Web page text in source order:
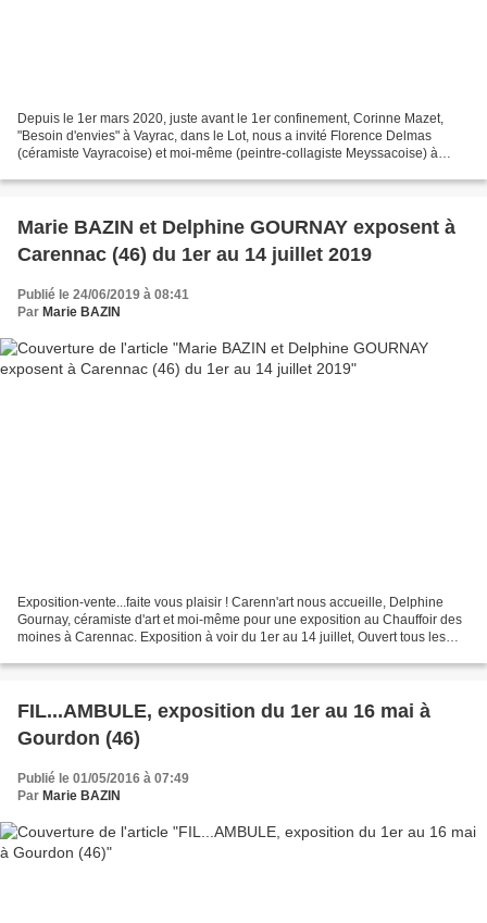
Depuis le 1er mars 2020, juste avant le 1er confinement, Corinne Mazet,
"Besoin d'envies" à Vayrac, dans le Lot, nous a invité Florence Delmas
(céramiste Vayracoise) et moi-même (peintre-collagiste Meyssacoise) à
Marie BAZIN et Delphine GOURNAY exposent à
Carennac (46) du 1er au 14 juillet 2019
Publié le 24/06/2019 à 08:41
Par Marie BAZIN
Exposition-vente...faite vous plaisir ! Carenn'art nous accueille, Delphine
Gournay, céramiste d'art et moi-même pour une exposition au Chauffoir des
moines à Carennac. Exposition à voir du 1er au 14 juillet, Ouvert tous les
FIL...AMBULE, exposition du 1er au 16 mai à
Gourdon (46)
Publié le 01/05/2016 à 07:49
Par Marie BAZIN